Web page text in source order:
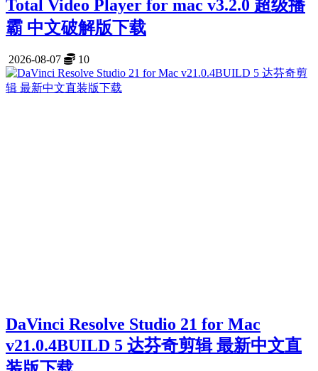
Total Video Player for mac v3.2.0 超级播
霸 中文破解版下载
2026-08-07 10
DaVinci Resolve Studio 21 for Mac
v21.0.4BUILD 5 达芬奇剪辑 最新中文直